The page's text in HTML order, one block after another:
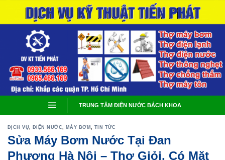
content
TRUNG TÂM ĐIỆN NƯỚC BÁCH KHOA
DỊCH VỤ,ĐIỆN NƯỚC, MÁY BƠM,TIN TỨC
Sửa Máy Bơm Nước Tại Đan
Phượng Hà Nội – Thợ Giỏi, Có Mặt